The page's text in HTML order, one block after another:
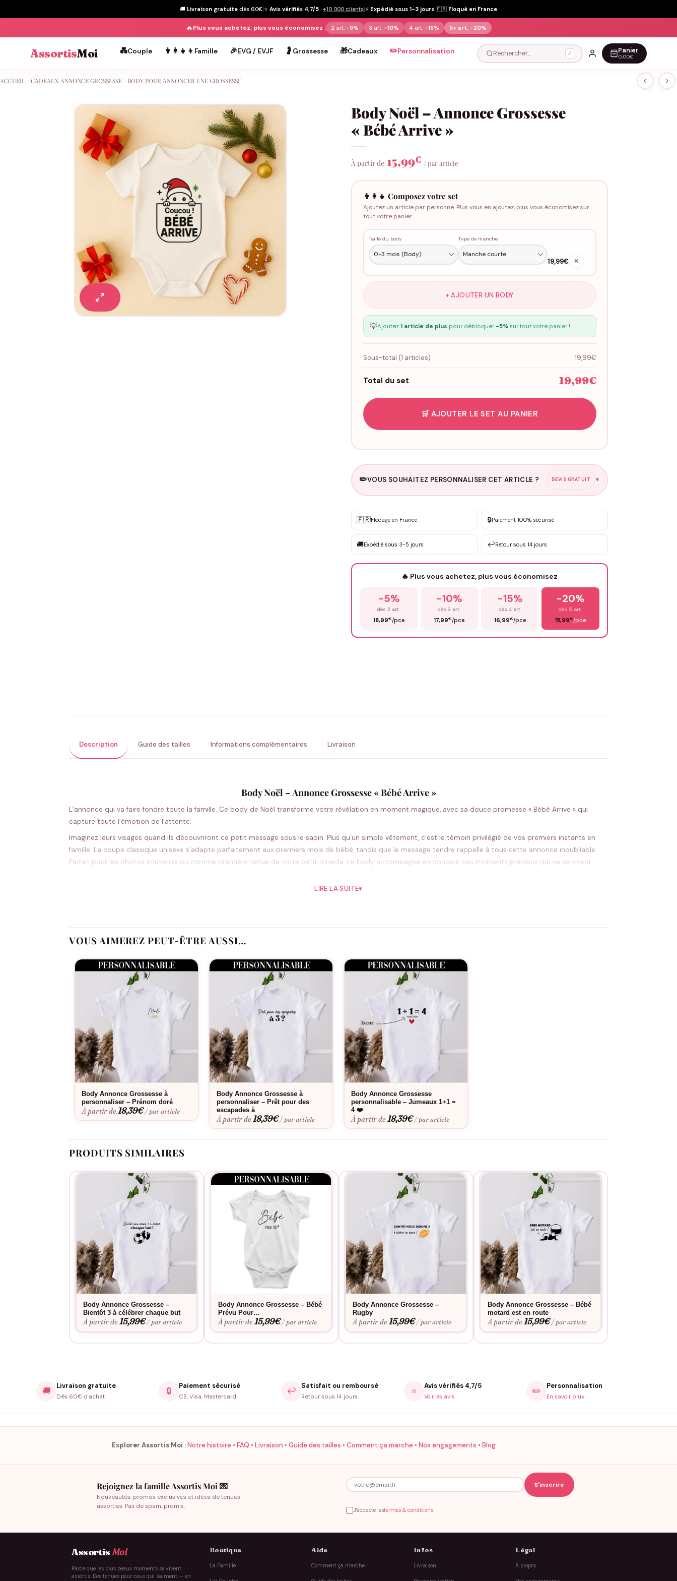
🚚 Livraison gratuite dès 60€|⭐ Avis vérifiés 4,7/5 · +10 000 clients|⚡ Expédié sous 1-3 jours|🇫🇷 Floqué en France
🔥Plus vous achetez, plus vous économisez : 2 art. -5% 3 art. -10% 4 art. -15% 5+ art. -20%
AssortisMoi 💑Couple 👨‍👩‍👧‍👦 Famille 🎉EVG / EVJF 🤰 Grossesse 🎁Cadeaux ✏️Personnalisation Rechercher… / Panier
0,00€
ACCUEIL CADEAUX ANNONCE GROSSESSE BODY POUR ANNONCER UNE GROSSESSE
Body Noël – Annonce Grossesse
« Bébé Arrive »
À partir de 15,99€ / par article
👨‍👩‍👧 Composez votre set
Ajoutez un article par personne. Plus vous en ajoutez, plus vous économisez sur
tout votre panier.
Taille du body Type de manche
19,99€ ✕
+ AJOUTER UN BODY
💡Ajoutez 1 article de plus pour débloquer -5%sur tout votre panier !
Sous-total (1 articles) 19,99€
Total du set 19,99€
🛒 AJOUTER LE SET AU PANIER
✏️VOUS SOUHAITEZ PERSONNALISER CET ARTICLE ? DEVIS GRATUIT ▼
✨ Personnalisation sur mesure
DEVIS GRATUIT · Personnalisation de 3 à 10€ selon la demande
Que souhaitez-vous ?
🇫🇷Flocage en France 🔒Paiement 100% sécurisé
🚚Expédié sous 3-5 jours ↩️Retour sous 14 jours
🔥 Plus vous achetez, plus vous économisez
-5%
dès 2 art.
18,99€/pce
-10%
dès 3 art.
17,99€/pce
-15%
dès 4 art.
16,99€/pce
-20%
dès 5 art.
15,99€/pce
Description Guide des tailles Informations complémentaires Livraison
Body Noël – Annonce Grossesse « Bébé Arrive »
L’annonce qui va faire fondre toute la famille. Ce body de Noël transforme votre révélation en moment magique, avec sa douce promesse « Bébé Arrive » qui
capture toute l’émotion de l’attente.
Imaginez leurs visages quand ils découvriront ce petit message sous le sapin. Plus qu’un simple vêtement, c’est le témoin privilégié de vos premiers instants en
famille. La coupe classique unisexe s’adapte parfaitement aux premiers mois de bébé, tandis que le message tendre rappelle à tous cette annonce inoubliable.
Parfait pour les photos souvenirs ou comme première tenue de votre petit miracle, ce body accompagne en douceur ces moments précieux qui ne se vivent
Coupe unisexe intemporelle qui convient parfaitement aux nouveau-nés
Finitions soignées qui résistent aux lavages répétés
Design épuré qui met en valeur le message sans surcharger
Idéal pour
Annonces de grossesse à Noël, premières photos de bébé, cadeaux de naissance originaux, albums souvenirs de famille.
Bon à savoir
Consultez notre guide des tailles pour choisir la coupe parfaite. Envie d’une touche personnelle ? Découvrez notre
facilement en machine et conserve son message intact lavage après lavage.
LIRE LA SUITE▾
VOUS AIMEREZ PEUT-ÊTRE AUSSI…
Body Annonce Grossesse à
personnaliser – Prénom doré
À partir de18,39€ / par article
Body Annonce Grossesse à
personnaliser – Prêt pour des
escapades à
À partir de18,39€ / par article
Body Annonce Grossesse
personnalisable – Jumeaux 1+1 =
4 ❤️
À partir de18,39€ / par article
PRODUITS SIMILAIRES
Body Annonce Grossesse –
Bientôt 3 à célébrer chaque but
À partir de15,99€ / par article
Body Annonce Grossesse – Bébé
Prévu Pour…
À partir de15,99€ / par article
Body Annonce Grossesse –
Rugby
À partir de15,99€ / par article
Body Annonce Grossesse – Bébé
motard est en route
À partir de15,99€ / par article
🚚 Livraison gratuite
Dès 60€ d'achat
🔒 Paiement sécurisé
CB, Visa, Mastercard
↩️ Satisfait ou remboursé
Retour sous 14 jours
⭐ Avis vérifiés 4,7/5
Voir les avis ✏️ Personnalisation
En savoir plus
Explorer Assortis Moi :Notre histoire • FAQ • Livraison • Guide des tailles • Comment ça marche • Nos engagements • Blog
Rejoignez la famille Assortis Moi 💌
Nouveautés, promos exclusives et idées de tenues
assorties. Pas de spam, promis.
J'accepte lestermes & conditions
AssortisMoi
Parce que les plus beaux moments se vivent
assortis. Des tenues pour ceux qui s'aiment — en
Boutique
La Famille
Aide
Comment ça marche
Infos
Livraison
Légal
À propos